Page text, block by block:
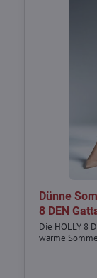
Dünne
8 DEN
Die HOLLY 8
warme